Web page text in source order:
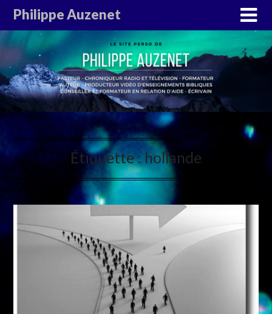
Philippe Auzenet
Étiquette :hollande